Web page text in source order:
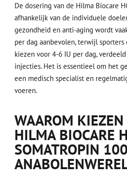
De dosering van de Hilma Biocare
afhankelijk van de individuele
gezondheid en anti-aging wordt
per dag aanbevolen, terwijl sporters
kiezen voor 4-6 IU per dag,
injecties. Het is essentieel om het
een medisch specialist en
voeren.
WAAROM KIEZEN
HILMA BIOCARE
SOMATROPIN